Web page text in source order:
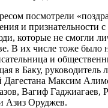
посмотрели
и признательности
которые не смогли
В их числе тоже было
и
в Баку, руководитель
Дагестана Максим
Вагиф Гаджиагаев,
Азиз Оруджев.